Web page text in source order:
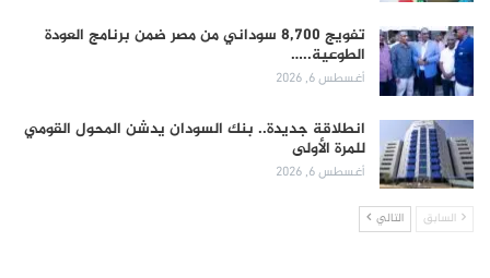
تفويج 8,700 سوداني من مصر ضمن برنامج العودة
الطوعية..…
أغسطس 6, 2026
انطلاقة جديدة.. بنك السودان يدشن المحول القومي
للمرة الأولى
أغسطس 6, 2026
السابق التالي